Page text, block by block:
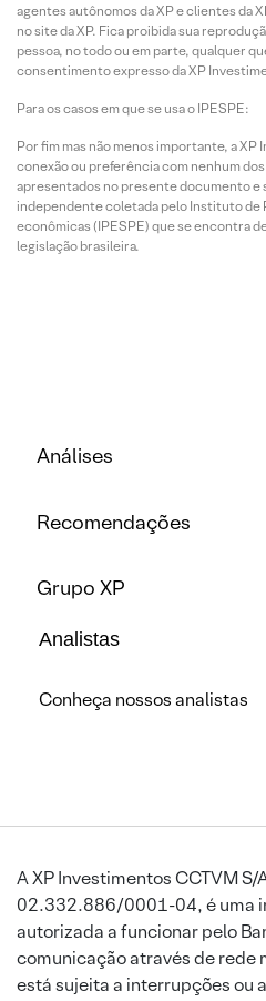
agentes autônomos da XP e clientes da
no site da XP. Fica proibida sua
pessoa, no todo ou em parte, qualquer
consentimento expresso da XP
Para os casos em que se usa o IPESPE:
Por fim mas não menos importante, a
conexão ou preferência com nenhum
apresentados no presente documento e
independente coletada pelo Instituto de
econômicas (IPESPE) que se encontra
legislação brasileira.
Análises
Recomendações
Grupo XP
Analistas
Conheça nossos analistas
A XP Investimentos CCTVM S/
02.332.886/0001-04, é uma
autorizada a funcionar pelo
comunicação através de rede
está sujeita a interrupções ou